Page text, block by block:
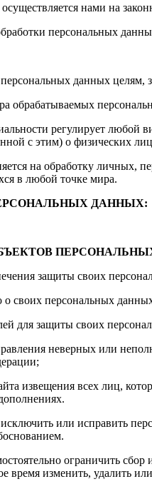
нами на
персональных
данных
обрабатываемых
регулирует любой
с этим) о физических
на обработку личных,
в любой точке мира.
ДАННЫХ:
защиты своих
персональных
для защиты своих
неверных или
извещения всех лиц,
или исправить
ограничить
время изменить, удалить